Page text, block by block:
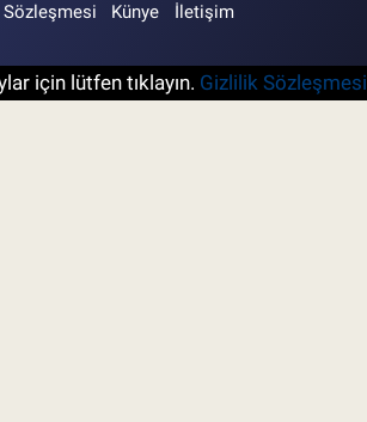
Künye İletişim
için lütfen tıklayın. Gizlilik Sözleşmesi